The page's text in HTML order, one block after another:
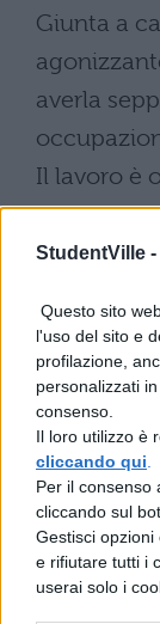
StudentVille -
Questo sito
l'uso del sito e
profilazione,
personalizzati
consenso.
Il loro utilizzo è
cliccando qui
Per il consenso
cliccando sul
Gestisci
e rifiutare tutti i
userai solo i
Giunta a
averla
Il lavoro è
ragazza
pochi
gioioso,
Nedda
infamanti
Janu si
affrettare
Cade però
braccia di